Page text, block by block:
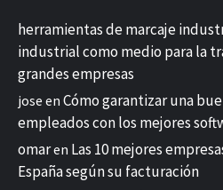
herramientas de marcaje
industrial como medio para la
grandes empresas
jose en Cómo garantizar una
empleados con los mejores
omaren Las 10 mejores
España según su facturación